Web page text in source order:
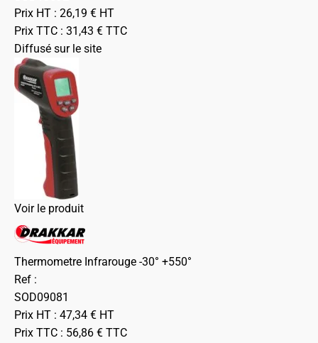
Prix HT : 26,19 € HT
Prix TTC : 31,43 € TTC
Diffusé sur le site
Voir le produit
Thermometre Infrarouge -30° +550°
Ref :
SOD09081
Prix HT : 47,34 € HT
Prix TTC : 56,86 € TTC